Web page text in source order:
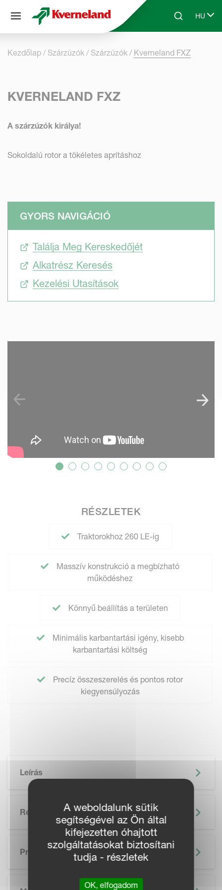
Skip to main contentSearchHU
Select
Kezdőlap Szárzúzók Szárzúzók Kverneland FXZ
KVERNELAND FXZ
A szárzúzók királya!
Sokoldalú rotor a tökéletes aprításhoz
GYORS NAVIGÁCIÓ
Találja Meg Kereskedőjét
Alkatrész Keresés
Kezelési Utasítások
RÉSZLETEK
Traktorokhoz 260 LE-ig
Masszív konstrukció a megbízható
működéshez
Könnyű beállítás a területen
Minimális karbantartási igény, kisebb
karbantartási költség
Precíz összeszerelés és pontos rotor
kiegyensúlyozás
Leírás
Részletek
Prospektus
SKIP BROCHURE
Süti preferenciák
A weboldalunk sütik
segítségével az Ön által
kifejezetten óhajtott
szolgáltatásokat biztosítani
tudja - részletek
OK, elfogadom